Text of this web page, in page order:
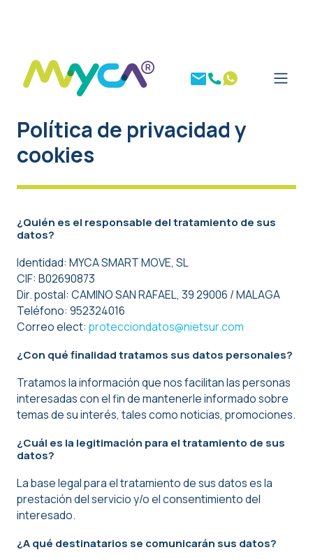
Política de privacidad y
cookies
¿Quién es el responsable del tratamiento de sus
datos?
Identidad: MYCA SMART MOVE, SL
CIF: B02690873
Dir. postal: CAMINO SAN RAFAEL, 39 29006 / MALAGA
Teléfono: 952324016
Correo elect: protecciondatos@nietsur.com
¿Con qué finalidad tratamos sus datos personales?
Tratamos la información que nos facilitan las personas
interesadas con el fin de mantenerle informado sobre
temas de su interés, tales como noticias, promociones.
¿Cuál es la legitimación para el tratamiento de sus
datos?
La base legal para el tratamiento de sus datos es la
prestación del servicio y/o el consentimiento del
interesado.
¿A qué destinatarios se comunicarán sus datos?